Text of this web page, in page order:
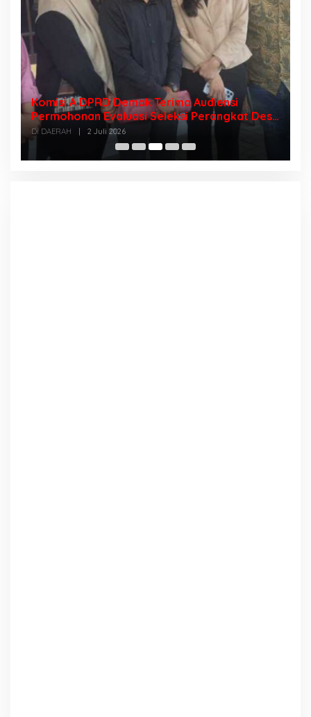
Ketua DPD BPAN-LAI Jawa Tengah Apresiasi
Polri di Hari Bhayangkara ke – 80
Di DAERAH | 2 Juli 2026